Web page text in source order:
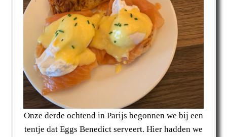
Onze derde ochtend in Parijs begonnen we bij een
tentje dat Eggs Benedict serveert. Hier hadden we